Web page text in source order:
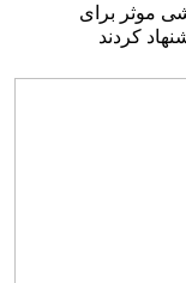
موثر برای
کردند